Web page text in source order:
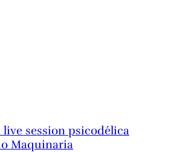
session psicodélica
Maquinaria